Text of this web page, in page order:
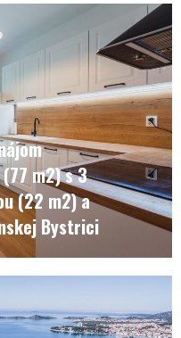
m2) s 3
(22 m2) a
Bystrici